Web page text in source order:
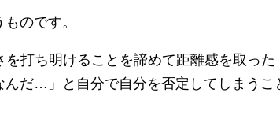
のです。
打ち明けることを諦めて距離感を取った
だ…」と自分で自分を否定してしまうこ